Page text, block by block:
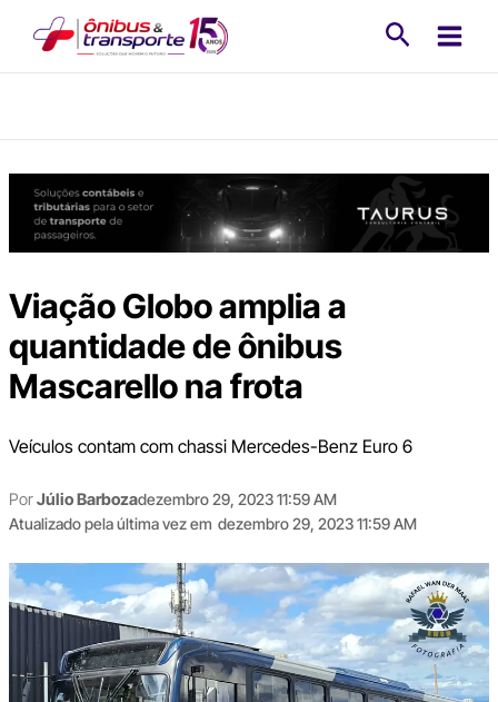
Viação Globo amplia a
quantidade de ônibus
Mascarello na frota
Veículos contam com chassi Mercedes-Benz Euro 6
PorJúlio Barbozadezembro 29, 2023 11:59 AM
Atualizado pela última vez em dezembro 29, 2023 11:59 AM